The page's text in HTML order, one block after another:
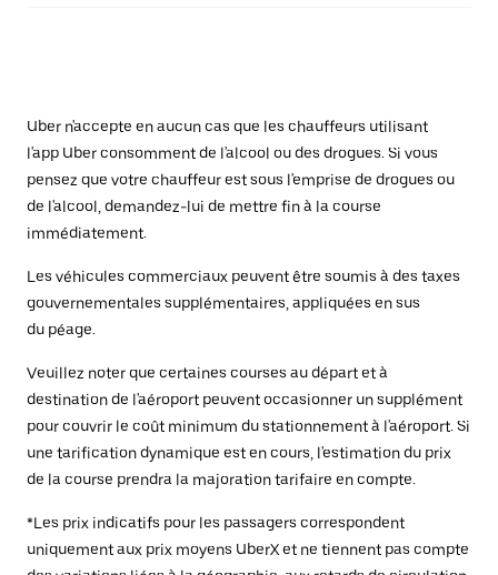
Uber n'accepte en aucun cas que les chauffeurs utilisant
l'app Uber consomment de l'alcool ou des drogues. Si vous
pensez que votre chauffeur est sous l'emprise de drogues ou
de l'alcool, demandez-lui de mettre fin à la course
immédiatement.
Les véhicules commerciaux peuvent être soumis à des taxes
gouvernementales supplémentaires, appliquées en sus
du péage.
Veuillez noter que certaines courses au départ et à
destination de l'aéroport peuvent occasionner un supplément
pour couvrir le coût minimum du stationnement à l'aéroport. Si
une tarification dynamique est en cours, l'estimation du prix
de la course prendra la majoration tarifaire en compte.
*Les prix indicatifs pour les passagers correspondent
uniquement aux prix moyens UberX et ne tiennent pas compte